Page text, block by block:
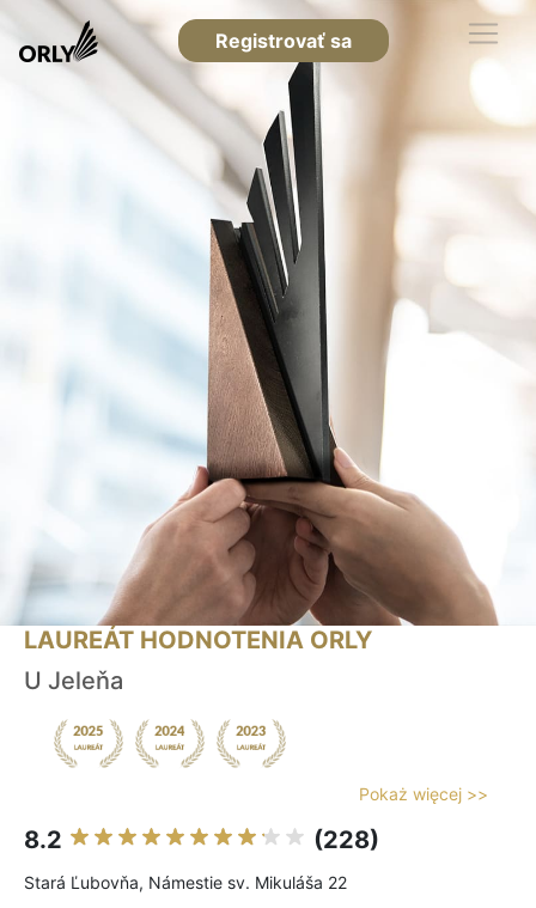
Registrovať sa
LAUREÁT HODNOTENIA ORLY
U Jeleňa
Pokaż więcej >>
8.2 (228)
Stará Ľubovňa, Námestie sv. Mikuláša 22